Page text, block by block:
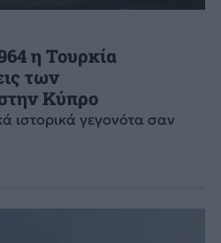
η Τουρκία
των
Κύπρο
ιστορικά γεγονότα σαν